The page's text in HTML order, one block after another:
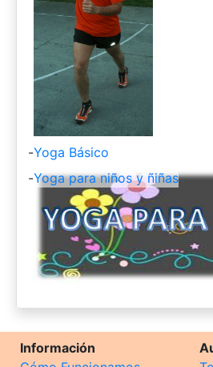
-Yoga Básico
-Yoga para niños y ñiñas
Información